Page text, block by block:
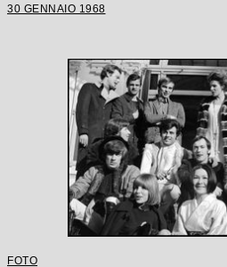
30 GENNAIO 1968
FOTO